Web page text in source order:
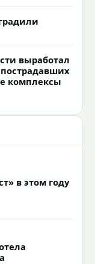
выработал
комплексы
в этом году